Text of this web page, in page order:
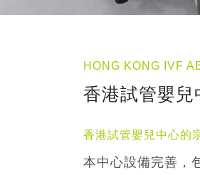
HONG KONG IVF
香港試管嬰兒
香港試管嬰兒中心的
本中心設備完善，